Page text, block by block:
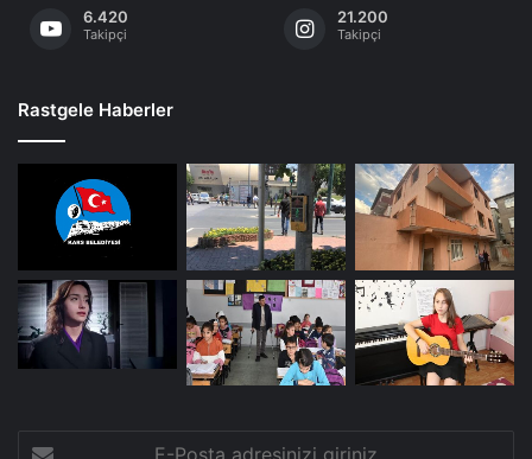
6.420
Takipçi
21.200
Takipçi
Rastgele Haberler